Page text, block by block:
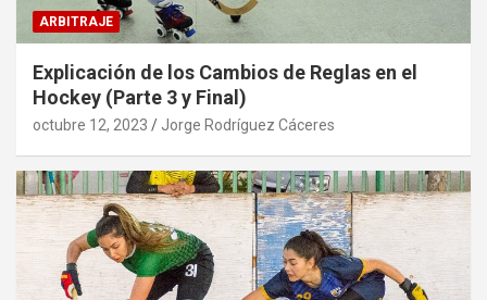
ARBITRAJE
Explicación de los Cambios de Reglas en el
Hockey (Parte 3 y Final)
octubre 12, 2023 Jorge Rodríguez Cáceres